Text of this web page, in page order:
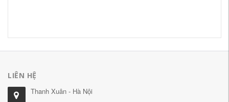
LIÊN HỆ
Thanh Xuân - Hà Nội